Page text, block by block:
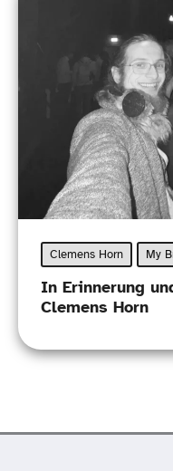
Clemens Horn My
In Erinnerung
Clemens Horn